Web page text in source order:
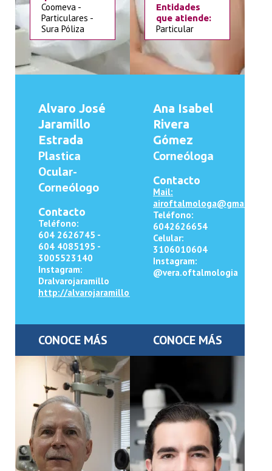
Coomeva -
Particulares -
Sura Póliza
Alvaro José
Jaramillo
Estrada
Plastica
Ocular-
Corneólogo
Contacto
Teléfono:
604 2626745 -
604 4085195 -
3005523140
Instagram:
Dralvarojaramillo
http://alvarojaramillo.co
CONOCE MÁS
Entidades
que atiende:
Particular
Ana Isabel
Rivera
Gómez
Corneóloga
Contacto
Mail:
airoftalmologa@gmail.com
Teléfono:
6042626654
Celular:
3106010604
Instagram:
@vera.oftalmologia
CONOCE MÁS